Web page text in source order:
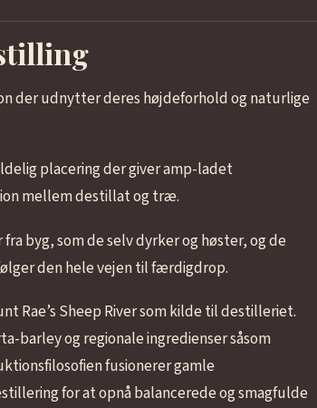
der udnytter deres højdeforhold og naturlige
placering der giver amp-ladet
mellem destillat og træ.
byg, som de selv dyrker og høster, og de
den hele vejen til færdigdrop.
Rae’s Sheep River som kilde til destilleriet.
barley og regionale ingredienser såsom
fusionerer gamle
for at opnå balancerede og smagfulde